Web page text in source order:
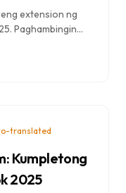
10 Pinili
extension ng
Paghambingin
kapalit ng
translated
Kumpletong
2025